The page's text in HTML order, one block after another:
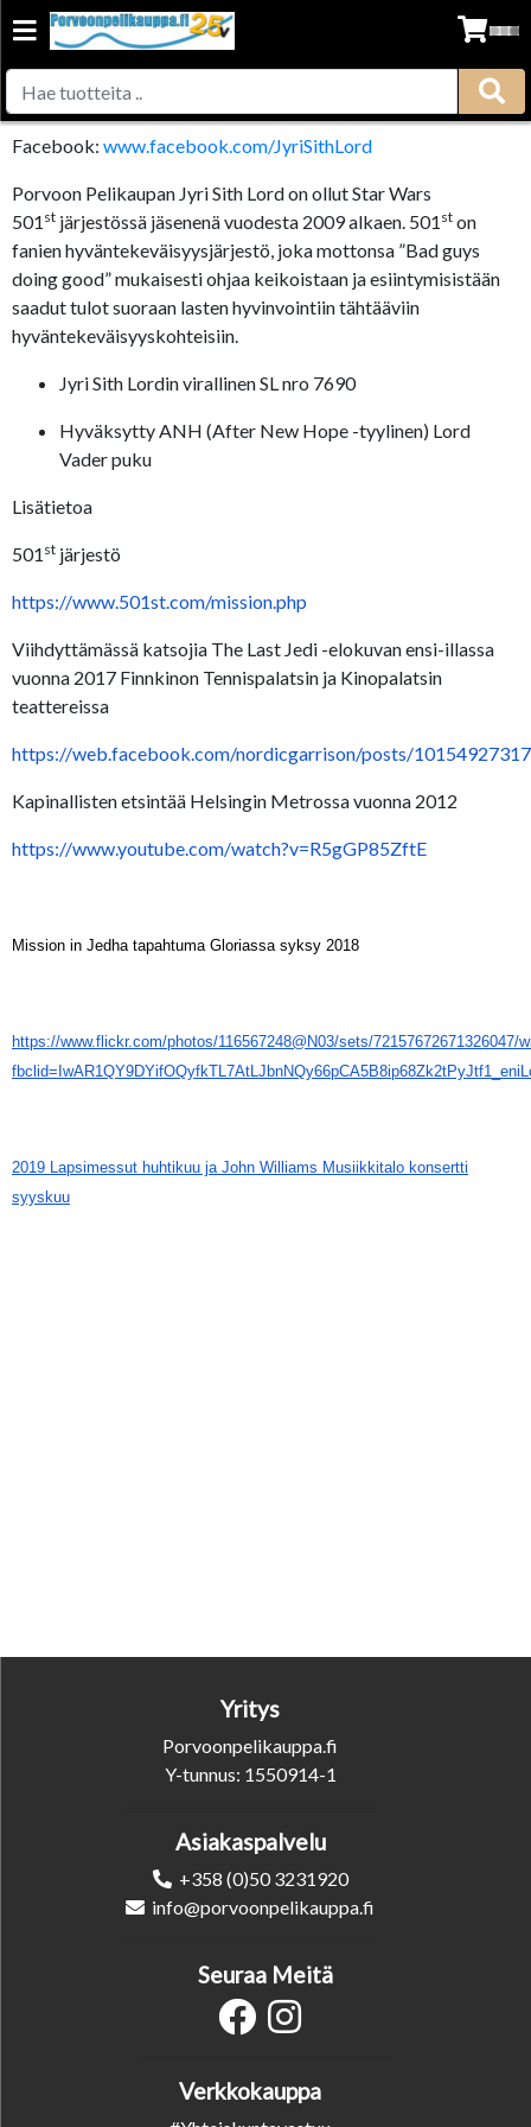
Facebook: www.facebook.com/JyriSithLord
Porvoon Pelikaupan Jyri Sith Lord on ollut Star Wars
501 st järjestössä jäsenenä vuodesta 2009 alkaen. 501 st on
fanien hyväntekeväisyysjärjestö, joka mottonsa ”Bad guys
doing good” mukaisesti ohjaa keikoistaan ja esiintymisistään
saadut tulot suoraan lasten hyvinvointiin tähtääviin
hyväntekeväisyyskohteisiin.
Jyri Sith Lordin virallinen SL nro 7690
Hyväksytty ANH (After New Hope -tyylinen) Lord
Vader puku
Lisätietoa
501 st järjestö
https://www.501st.com/mission.php
Viihdyttämässä katsojia The Last Jedi -elokuvan ensi-illassa
vuonna 2017 Finnkinon Tennispalatsin ja Kinopalatsin
teattereissa
https://web.facebook.com/nordicgarrison/posts/
Kapinallisten etsintää Helsingin Metrossa vuonna 2012
https://www.youtube.com/watch?v=R5gGP85ZftE
Mission in Jedha tapahtuma Gloriassa syksy 2018
https://www.flickr.com/photos/116567248@N03/sets/72157672671326047/
2019 Lapsimessut huhtikuu ja John Williams Musiikkitalo konsertti
syyskuu
Yritys
Porvoonpelikauppa.fi
Y-tunnus: 1550914-1
Asiakaspalvelu
+358 (0)50 3231920
info@porvoonpelikauppa.fi
Verkkokauppa
Seuraa Meitä